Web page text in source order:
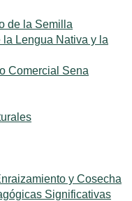
de la Semilla
la Lengua Nativa y la
Comercial Sena
y Cosecha
Significativas